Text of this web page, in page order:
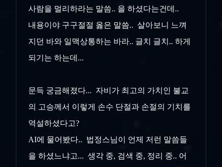
사람을 멀리하라는 말씀.. 을 하셨다는건데..
내용이야 구구절절 옳은 말씀.. 살아보니 느껴
지던 바와 일맥상통하는 바라.. 글치 글치.. 하게
되기는 하는데...
문득 궁금해졌다... 자비가 최고의 가치인 불교
의 고승께서 이렇게 손수 단절과 손절의 기치를
역설하셨다고?
AI에 물어봤다.. 법정스님이 언제 저런 말씀들
을 하셨느냐고... 생각 중, 검색 중, 정리 중.. 어